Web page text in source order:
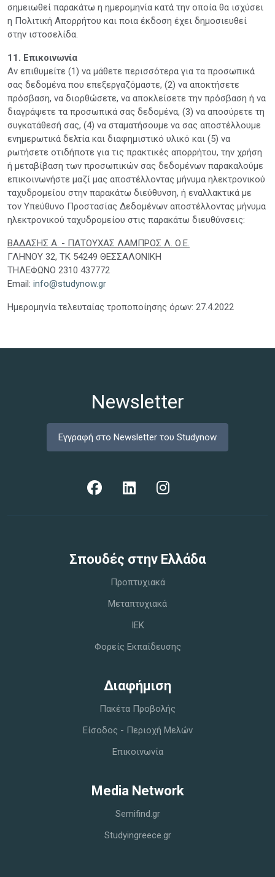
σημειωθεί παρακάτω η ημερομηνία κατά την οποία θα ισχύσει
η Πολιτική Απορρήτου και ποια έκδοση έχει δημοσιευθεί
στην ιστοσελίδα.
11. Επικοινωνία
Αν επιθυμείτε (1) να μάθετε περισσότερα για τα προσωπικά
σας δεδομένα που επεξεργαζόμαστε, (2) να αποκτήσετε
πρόσβαση, να διορθώσετε, να αποκλείσετε την πρόσβαση ή να
διαγράψετε τα προσωπικά σας δεδομένα, (3) να αποσύρετε τη
συγκατάθεσή σας, (4) να σταματήσουμε να σας αποστέλλουμε
ενημερωτικά δελτία και διαφημιστικό υλικό και (5) να
ρωτήσετε οτιδήποτε για τις πρακτικές απορρήτου, την χρήση
ή μεταβίβαση των προσωπικών σας δεδομένων παρακαλούμε
επικοινωνήστε μαζί μας αποστέλλοντας μήνυμα ηλεκτρονικού
ταχυδρομείου στην παρακάτω διεύθυνση, ή εναλλακτικά με
τον Υπεύθυνο Προστασίας Δεδομένων αποστέλλοντας μήνυμα
ηλεκτρονικού ταχυδρομείου στις παρακάτω διευθύνσεις:
ΒΑΔΑΣΗΣ Α. - ΠΑΤΟΥΧΑΣ ΛΑΜΠΡΟΣ Λ. Ο.Ε.
ΓΛΗΝΟΥ 32, ΤΚ 54249 ΘΕΣΣΑΛΟΝΙΚΗ
ΤΗΛΕΦΩΝΟ 2310 437772
Email: info@studynow.gr
Ημερομηνία τελευταίας τροποποίησης όρων: 27.4.2022
Newsletter
Εγγραφή στο Newsletter του Studynow
Σπoυδές στην Ελλάδα
Προπτυχιακά
Μεταπτυχιακά
IEK
Φορείς Εκπαίδευσης
Διαφήμιση
Πακέτα Προβολής
Είσοδος - Περιοχή Μελών
Επικοινωνία
Media Network
Semifind.gr
Studyingreece.gr